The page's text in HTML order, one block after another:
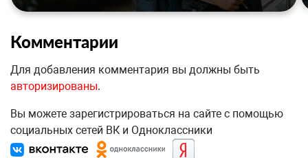
Комментарии
Для добавления комментария вы должны быть
авторизированы.
Вы можете зарегистрироваться на сайте с помощью
социальных сетей ВК и Одноклассники